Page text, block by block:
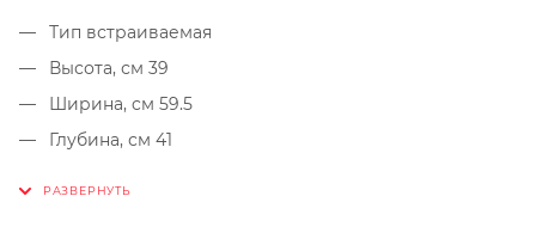
Тип встраиваемая
Высота, см 39
Ширина, cм 59.5
Глубина, см 41